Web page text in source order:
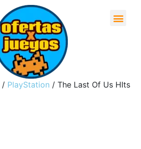
/ PlayStation / The Last Of Us HIts